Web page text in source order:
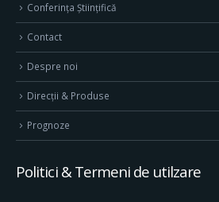
Conferința Științifică
Contact
Despre noi
Direcţii & Produse
Prognoze
Politici & Termeni de utilzare